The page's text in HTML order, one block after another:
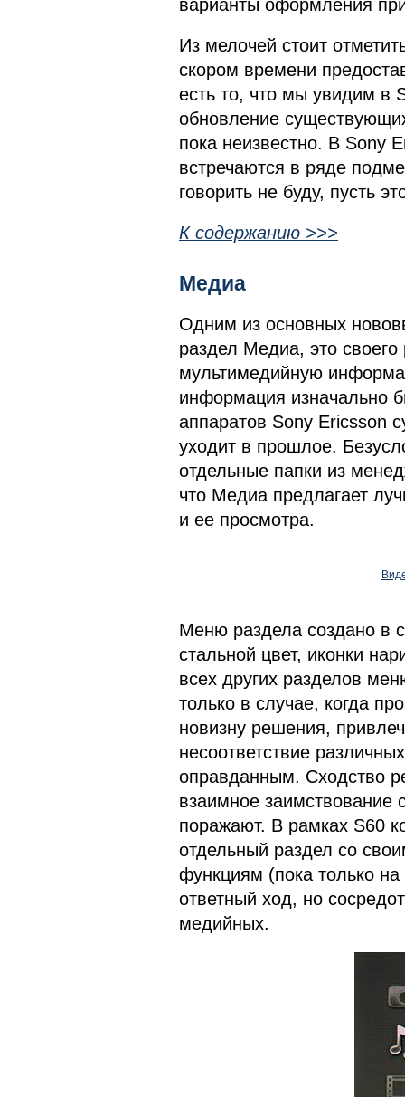
варианты оформления
Из мелочей стоит
скором времени
есть то, что мы увидим в
обновление
пока неизвестно. В Sony
встречаются в ряде
говорить не буду, пусть
К содержанию >>>
Медиа
Одним из основных
раздел Медиа, это
мультимедийную
информация изначально
аппаратов Sony Ericsson
уходит в прошлое.
отдельные папки из
что Медиа предлагает
и ее просмотра.
Меню раздела создано в
стальной цвет, иконки
всех других разделов
только в случае, когда
новизну решения,
несоответствие
оправданным. Сходство
взаимное заимствование
поражают. В рамках S60
отдельный раздел со
функциям (пока только
ответный ход, но
медийных.